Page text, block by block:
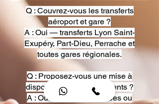
Q : Couvrez-vous les transferts
aéroport et gare ?
A : Oui — transferts Lyon Saint-
Exupéry, Part-Dieu, Perrache et
toutes gares régionales.
Q : Proposez-vous une mise à
disposition pour événements ?
A : Oui — heures, journées ou